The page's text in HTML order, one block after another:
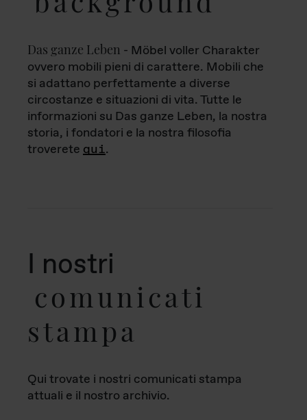
Das ganze Leben - Möbel voller Charakter
ovvero mobili pieni di carattere. Mobili che
si adattano perfettamente a diverse
circostanze e situazioni di vita. Tutte le
informazioni su Das ganze Leben, la nostra
storia, i fondatori e la nostra filosofia
troverete qui.
I nostri
comunicati
stampa
Qui trovate i nostri comunicati stampa
attuali e il nostro archivio.